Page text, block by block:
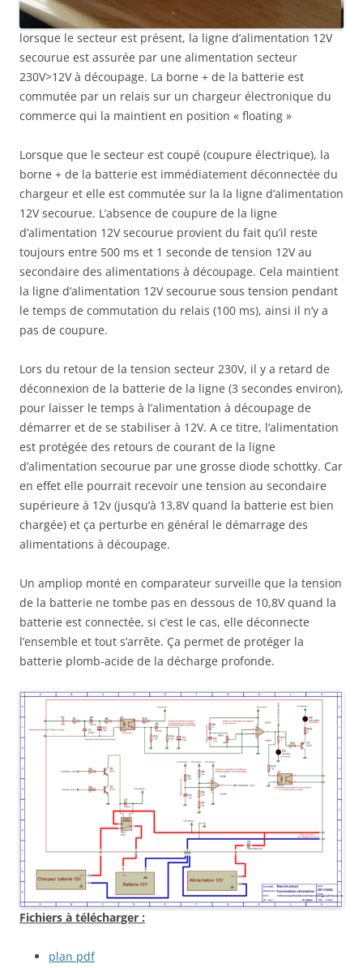
lorsque le secteur est présent, la ligne d’alimentation 12V
secourue est assurée par une alimentation secteur
230V>12V à découpage. La borne + de la batterie est
commutée par un relais sur un chargeur électronique du
commerce qui la maintient en position « floating »
Lorsque que le secteur est coupé (coupure électrique), la
borne + de la batterie est immédiatement déconnectée du
chargeur et elle est commutée sur la la ligne d’alimentation
12V secourue. L’absence de coupure de la ligne
d’alimentation 12V secourue provient du fait qu’il reste
toujours entre 500 ms et 1 seconde de tension 12V au
secondaire des alimentations à découpage. Cela maintient
la ligne d’alimentation 12V secourue sous tension pendant
le temps de commutation du relais (100 ms), ainsi il n’y a
pas de coupure.
Lors du retour de la tension secteur 230V, il y a retard de
déconnexion de la batterie de la ligne (3 secondes environ),
pour laisser le temps à l’alimentation à découpage de
démarrer et de se stabiliser à 12V. A ce titre, l’alimentation
est protégée des retours de courant de la ligne
d’alimentation secourue par une grosse diode schottky. Car
en effet elle pourrait recevoir une tension au secondaire
supérieure à 12v (jusqu’à 13,8V quand la batterie est bien
chargée) et ça perturbe en général le démarrage des
alimentations à découpage.
Un ampliop monté en comparateur surveille que la tension
de la batterie ne tombe pas en dessous de 10,8V quand la
batterie est connectée, si c’est le cas, elle déconnecte
l’ensemble et tout s’arrête. Ça permet de protéger la
batterie plomb-acide de la décharge profonde.
Fichiers à télécharger :
plan pdf